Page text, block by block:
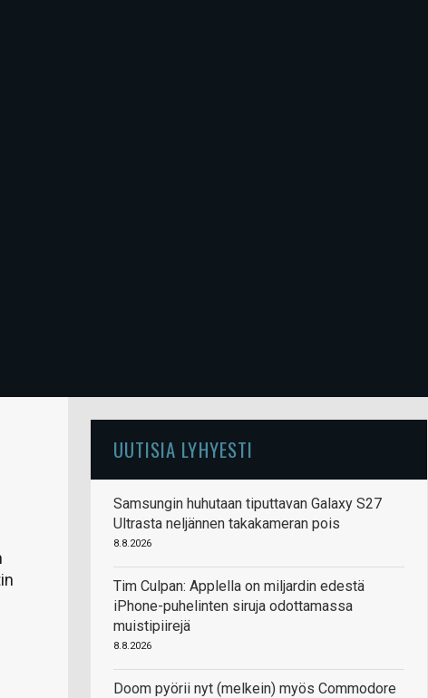
UUTISIA LYHYESTI
Samsungin huhutaan tiputtavan Galaxy S27
Ultrasta neljännen takakameran pois
8.8.2026
Tim Culpan: Applella on miljardin edestä
iPhone-puhelinten siruja odottamassa
muistipiirejä
8.8.2026
Doom pyörii nyt (melkein) myös Commodore